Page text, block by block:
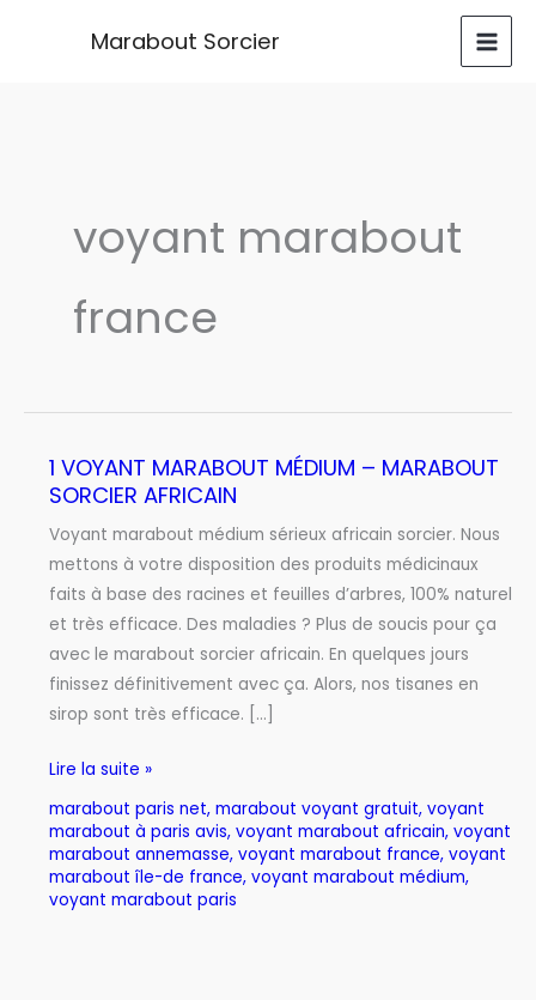
Marabout Sorcier
voyant marabout
france
1 VOYANT MARABOUT MÉDIUM – MARABOUT
SORCIER AFRICAIN
Voyant marabout médium sérieux africain sorcier. Nous
mettons à votre disposition des produits médicinaux
faits à base des racines et feuilles d’arbres, 100% naturel
et très efficace. Des maladies ? Plus de soucis pour ça
avec le marabout sorcier africain. En quelques jours
finissez définitivement avec ça. Alors, nos tisanes en
sirop sont très efficace. […]
1
VOYANT
MARABOUT
MÉDIUM
–
MARABOUT
SORCIER
AFRICAIN
Lire la suite »
marabout paris net, marabout voyant gratuit, voyant
marabout à paris avis, voyant marabout africain, voyant
marabout annemasse, voyant marabout france, voyant
marabout île-de france, voyant marabout médium,
voyant marabout paris